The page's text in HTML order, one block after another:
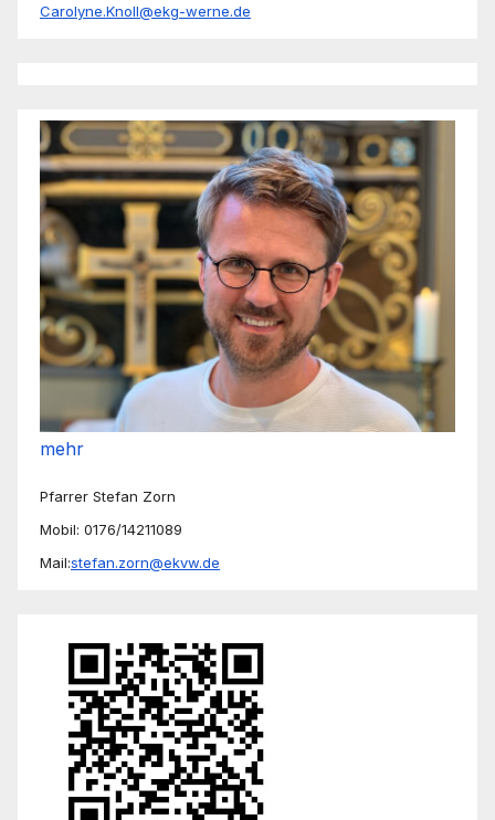
Carolyne.Knoll@ekg-werne.de
mehr
Pfarrer Stefan Zorn
Mobil: 0176/14211089
Mail:stefan.zorn@ekvw.de